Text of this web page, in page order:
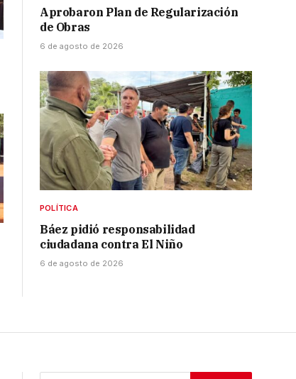
Aprobaron Plan de Regularización
de Obras
6 de agosto de 2026
POLÍTICA
Báez pidió responsabilidad
ciudadana contra El Niño
6 de agosto de 2026